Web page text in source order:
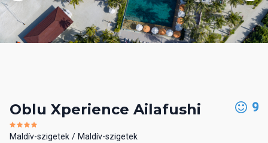
Oblu Xperience Ailafushi
Maldív-szigetek Maldív-szigetek
9